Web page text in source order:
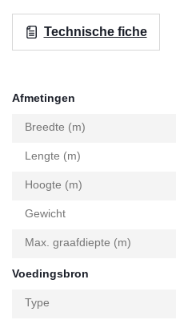
Technische fiche
Afmetingen
Breedte (m)
Lengte (m)
Hoogte (m)
Gewicht
Max. graafdiepte (m)
Voedingsbron
Type